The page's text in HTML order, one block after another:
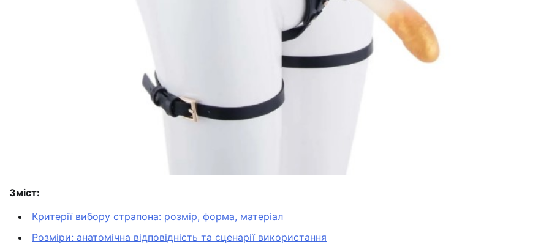
Зміст:
Критерії вибору страпона: розмір, форма, матеріал
Розміри: анатомічна відповідність та сценарії використання